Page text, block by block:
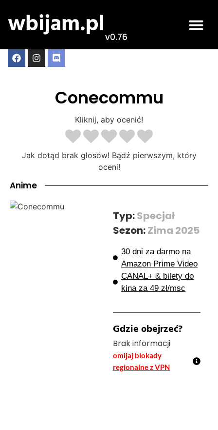
v0.76
Conecommu
Kliknij, aby ocenić!
Jak dotąd brak głosów! Bądź pierwszym, który
oceni!
Anime
Typ:Specjał
Sezon:Zima 2025
30 dni za darmo na
Amazon Prime Video
CANAL+ & bilety do
kina za 49 zł/msc
Gdzie obejrzeć?
Brak informacji
omijaj blokady
regionalne z VPN